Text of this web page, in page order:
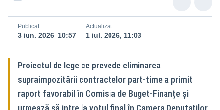
Publicat
3 iun. 2026, 10:57
Actualizat
1 iul. 2026, 11:03
Proiectul de lege ce prevede eliminarea
supraimpozitării contractelor part-time a primit
raport favorabil în Comisia de Buget-Finanțe și
urmează să intre la votul final în Camera Deputaților.